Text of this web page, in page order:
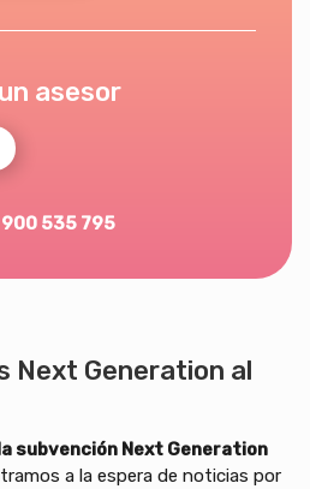
asesor
900 535 795
Next Generation al
subvención Next Generation
a la espera de noticias por